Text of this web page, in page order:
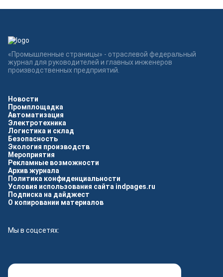
Новости
Промплощадка
Автоматизация
Электротехника
Логистика и склад
Безопасность
Экология производств
Мероприятия
Рекламные возможности
Архив журнала
Политика конфиденциальности
Условия использования сайта indpages.ru
Подписка на дайджест
О копировании материалов
Мы в соцсетях:
«Промышленные страницы» - отраслевой федеральный
журнал для руководителей и главных инженеров
производственных предприятий.